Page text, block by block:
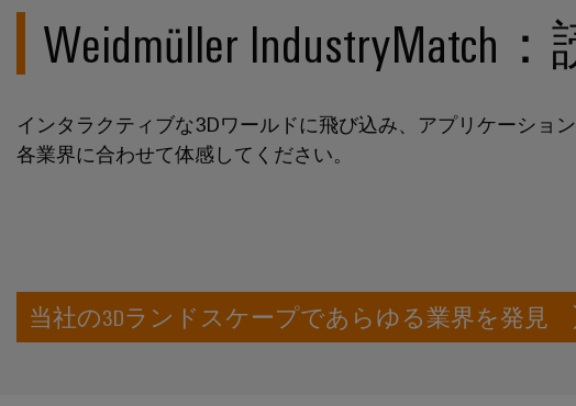
Weidmüller
インタラクティブな3Dワールドに飛び込み、アプリケーショ
各業界に合わせて体感してください。
当社の3Dランドスケープであらゆる業界を発見